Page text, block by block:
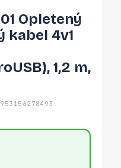
Opletený
kabel 4v1
1,2 m,